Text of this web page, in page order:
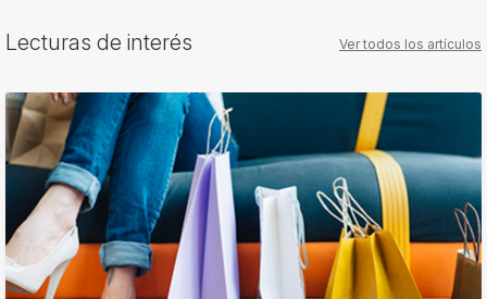
Lecturas de interés Ver todos los artículos